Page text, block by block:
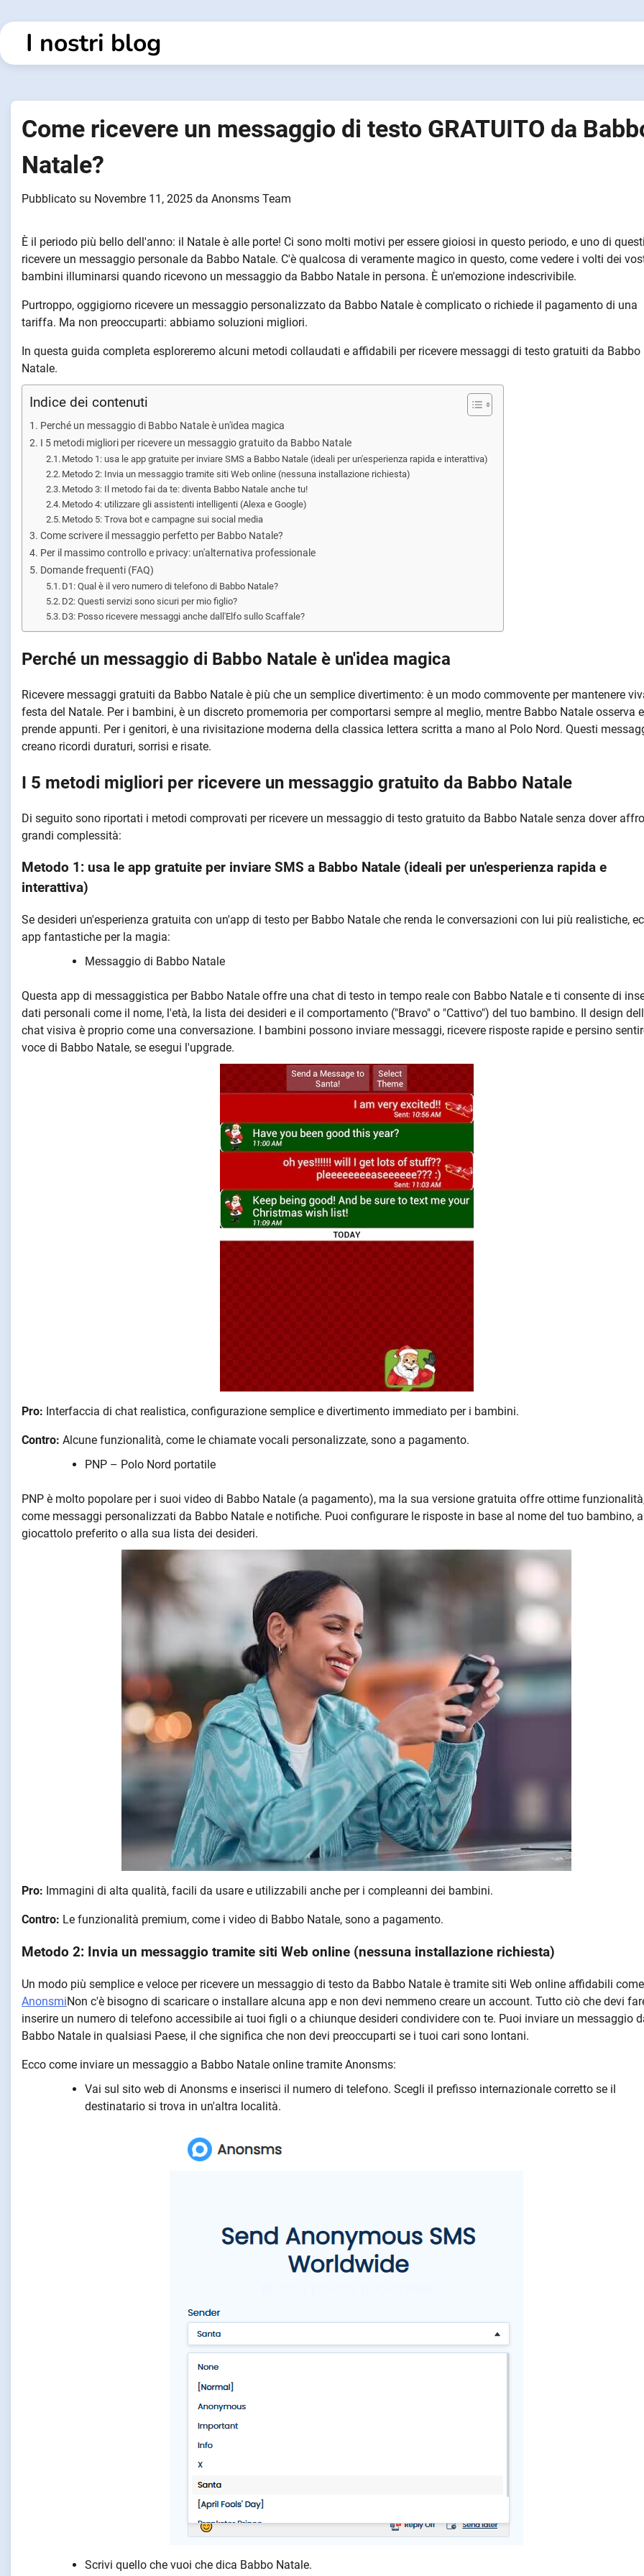
al
contenutoI nostri blog
Come ricevere un messaggio di testo GRATUITO da
Natale?
Pubblicato su Novembre 11, 2025 da Anonsms Team
È il periodo più bello dell'anno: il Natale è alle porte! Ci sono molti motivi per essere gioiosi in questo periodo, e uno di
ricevere un messaggio personale da Babbo Natale. C'è qualcosa di veramente magico in questo, come vedere i volti dei
bambini illuminarsi quando ricevono un messaggio da Babbo Natale in persona. È un'emozione indescrivibile.
Purtroppo, oggigiorno ricevere un messaggio personalizzato da Babbo Natale è complicato o richiede il pagamento di una
tariffa. Ma non preoccuparti: abbiamo soluzioni migliori.
In questa guida completa esploreremo alcuni metodi collaudati e affidabili per ricevere messaggi di testo gratuiti da Babbo
Natale.
Indice dei contenuti
Perché un messaggio di Babbo Natale è un'idea magica
I 5 metodi migliori per ricevere un messaggio gratuito da Babbo Natale
Metodo 1: usa le app gratuite per inviare SMS a Babbo Natale (ideali per un'esperienza rapida e interattiva)
Metodo 2: Invia un messaggio tramite siti Web online (nessuna installazione richiesta)
Metodo 3: Il metodo fai da te: diventa Babbo Natale anche tu!
Metodo 4: utilizzare gli assistenti intelligenti (Alexa e Google)
Metodo 5: Trova bot e campagne sui social media
Come scrivere il messaggio perfetto per Babbo Natale?
Per il massimo controllo e privacy: un'alternativa professionale
Domande frequenti (FAQ)
D1: Qual è il vero numero di telefono di Babbo Natale?
D2: Questi servizi sono sicuri per mio figlio?
D3: Posso ricevere messaggi anche dall'Elfo sullo Scaffale?
Perché un messaggio di Babbo Natale è un'idea magica
Ricevere messaggi gratuiti da Babbo Natale è più che un semplice divertimento: è un modo commovente per mantenere
festa del Natale. Per i bambini, è un discreto promemoria per comportarsi sempre al meglio, mentre Babbo Natale osserva e
prende appunti. Per i genitori, è una rivisitazione moderna della classica lettera scritta a mano al Polo Nord. Questi
creano ricordi duraturi, sorrisi e risate.
I 5 metodi migliori per ricevere un messaggio gratuito da Babbo Natale
Di seguito sono riportati i metodi comprovati per ricevere un messaggio di testo gratuito da Babbo Natale senza dover
grandi complessità:
Metodo 1: usa le app gratuite per inviare SMS a Babbo Natale (ideali per un'esperienza rapida e
interattiva)
Se desideri un'esperienza gratuita con un'app di testo per Babbo Natale che renda le conversazioni con lui più realistiche,
app fantastiche per la magia:
Messaggio di Babbo Natale
Questa app di messaggistica per Babbo Natale offre una chat di testo in tempo reale con Babbo Natale e ti consente di
dati personali come il nome, l'età, la lista dei desideri e il comportamento ("Bravo" o "Cattivo") del tuo bambino. Il design
chat visiva è proprio come una conversazione. I bambini possono inviare messaggi, ricevere risposte rapide e persino
voce di Babbo Natale, se esegui l'upgrade.
Pro: Interfaccia di chat realistica, configurazione semplice e divertimento immediato per i bambini.
Contro: Alcune funzionalità, come le chiamate vocali personalizzate, sono a pagamento.
PNP – Polo Nord portatile
PNP è molto popolare per i suoi video di Babbo Natale (a pagamento), ma la sua versione gratuita offre ottime
come messaggi personalizzati da Babbo Natale e notifiche. Puoi configurare le risposte in base al nome del tuo bambino,
giocattolo preferito o alla sua lista dei desideri.
Pro: Immagini di alta qualità, facili da usare e utilizzabili anche per i compleanni dei bambini.
Contro: Le funzionalità premium, come i video di Babbo Natale, sono a pagamento.
Metodo 2: Invia un messaggio tramite siti Web online (nessuna installazione richiesta)
Un modo più semplice e veloce per ricevere un messaggio di testo da Babbo Natale è tramite siti Web online affidabili come
AnonsmiNon c'è bisogno di scaricare o installare alcuna app e non devi nemmeno creare un account. Tutto ciò che devi
inserire un numero di telefono accessibile ai tuoi figli o a chiunque desideri condividere con te. Puoi inviare un messaggio
Babbo Natale in qualsiasi Paese, il che significa che non devi preoccuparti se i tuoi cari sono lontani.
Ecco come inviare un messaggio a Babbo Natale online tramite Anonsms:
Vai sul sito web di Anonsms e inserisci il numero di telefono. Scegli il prefisso internazionale corretto se il
destinatario si trova in un'altra località.
Scrivi quello che vuoi che dica Babbo Natale.